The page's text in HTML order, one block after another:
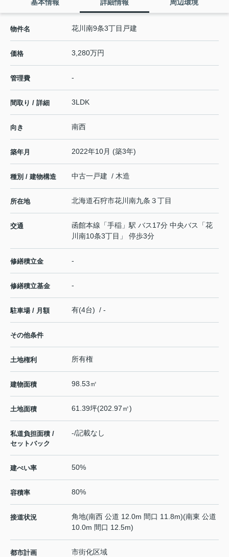
基本情報 詳細情報 周辺環境
物件名 花川南9条3丁目戸建
価格 3,280万円
管理費 -
間取り / 詳細 3LDK
向き 南西
築年月 2022年10月 (築3年)
種別 / 建物構造 中古一戸建 / 木造
所在地 北海道石狩市花川南九条 ３丁目
交通 函館本線 「手稲 」駅 バス17分 中央バス「花
川南10条3丁目」 停歩3分
修繕積立金 -
修繕積立基金 -
駐車場 / 月額 有(4台) / -
その他条件
土地権利 所有権
建物面積 98.53㎡
土地面積 61.39坪(202.97㎡)
私道負担面積 /
セットバック
-/記載なし
建ぺい率 50%
容積率 80%
接道状況
角地(南西 公道 12.0m 間口 11.8m)(南東 公道
10.0m 間口 12.5m)
都市計画 市街化区域